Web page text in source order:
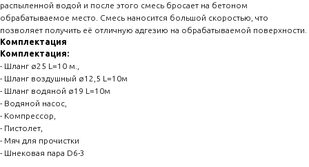
распыленной водой и после этого смесь бросает на бетоном
обрабатываемое место. Смесь наносится большой скоростью, что
позволяет получить её отличную адгезию на обрабатываемой поверхности.
Комплектация
Комплектация:
- Шланг ø25 L=10 м.,
- Шланг воздушный ø12,5 L=10м
- Шланг водяной ø19 L=10м
- Водяной насос,
- Компрессор,
- Пистолет,
- Мяч для прочистки
- Шнековая пара D6-3